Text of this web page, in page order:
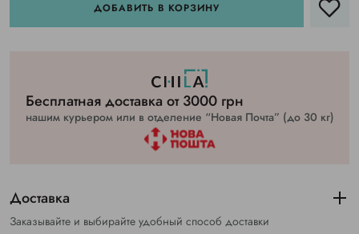
ДОБАВИТЬ В КОРЗИНУ
Бесплатная доставка от 3000 грн
нашим курьером или в отделение “Новая Почта” (до 30 кг)
Доставка
Заказывайте и выбирайте удобный способ доставки